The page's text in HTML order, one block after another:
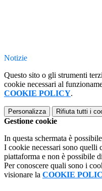
Notizie
Questo sito o gli strumenti
cookie necessari al
COOKIE POLICY.
Personalizza Rifiuta tutti i
Gestione cookie
In questa schermata è
I cookie necessari sono quelli
piattaforma e non è possibile
Per conoscere quali sono i
visionare la COOKIE